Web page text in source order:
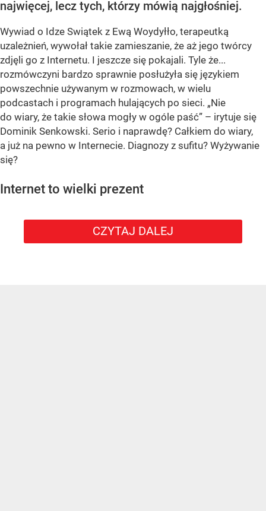
najwięcej, lecz tych, którzy mówią najgłośniej.
Wywiad o Idze Swiątek z Ewą Woydyłło, terapeutką
uzależnień, wywołał takie zamieszanie, że aż jego twórcy
zdjęli go z Internetu. I jeszcze się pokajali. Tyle że...
rozmówczyni bardzo sprawnie posłużyła się językiem
powszechnie używanym w rozmowach, w wielu
podcastach i programach hulających po sieci. „Nie
do wiary, że takie słowa mogły w ogóle paść” – irytuje się
Dominik Senkowski. Serio i naprawdę? Całkiem do wiary,
a już na pewno w Internecie. Diagnozy z sufitu? Wyżywanie
się?
Internet to wielki prezent
CZYTAJ DALEJ